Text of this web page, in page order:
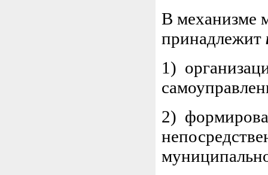
В механизме
принадлежит
1)
2)